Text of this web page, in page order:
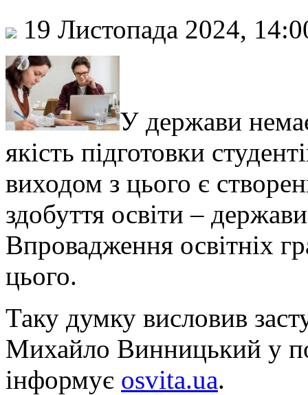
19 Листопада 2024,
У держави
якість підготовки
виходом з цього є
здобуття освіти –
Впровадження освітніх
цього.
Таку думку висловив
Михайло Винницький у
інформує osvita.ua.